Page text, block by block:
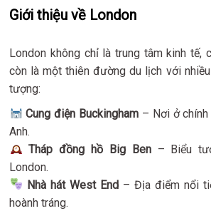
Giới thiệu về London
London không chỉ là trung tâm kinh tế,
còn là một thiên đường du lịch với
tượng:
Cung điện Buckingham – Nơi ở
Anh.
Tháp đồng hồ Big Ben– Biểu
London.
Nhà hát West End– Địa điểm nổi
hoành tráng.